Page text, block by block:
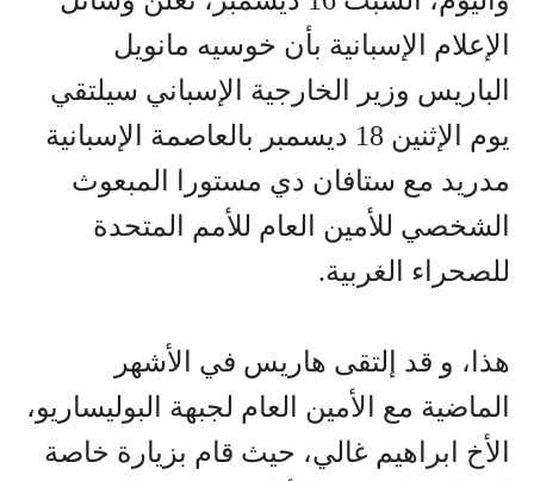
الإعلام الإسبانية بأن خوسيه مانويل
الباريس وزير الخارجية الإسباني سيلتقي
يوم الإثنين 18 ديسمبر بالعاصمة الإسبانية
مدريد مع ستافان دي مستورا المبعوث
الشخصي للأمين العام للأمم المتحدة
للصحراء الغربية.
هذا، و قد إلتقى هاريس في الأشهر
الماضية مع الأمين العام لجبهة البوليساريو،
الأخ ابراهيم غالي، حيث قام بزيارة خاصة